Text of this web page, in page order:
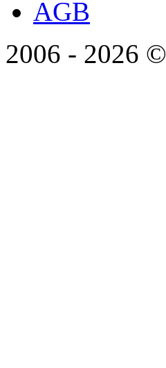
AGB
2006 - 2026 ©